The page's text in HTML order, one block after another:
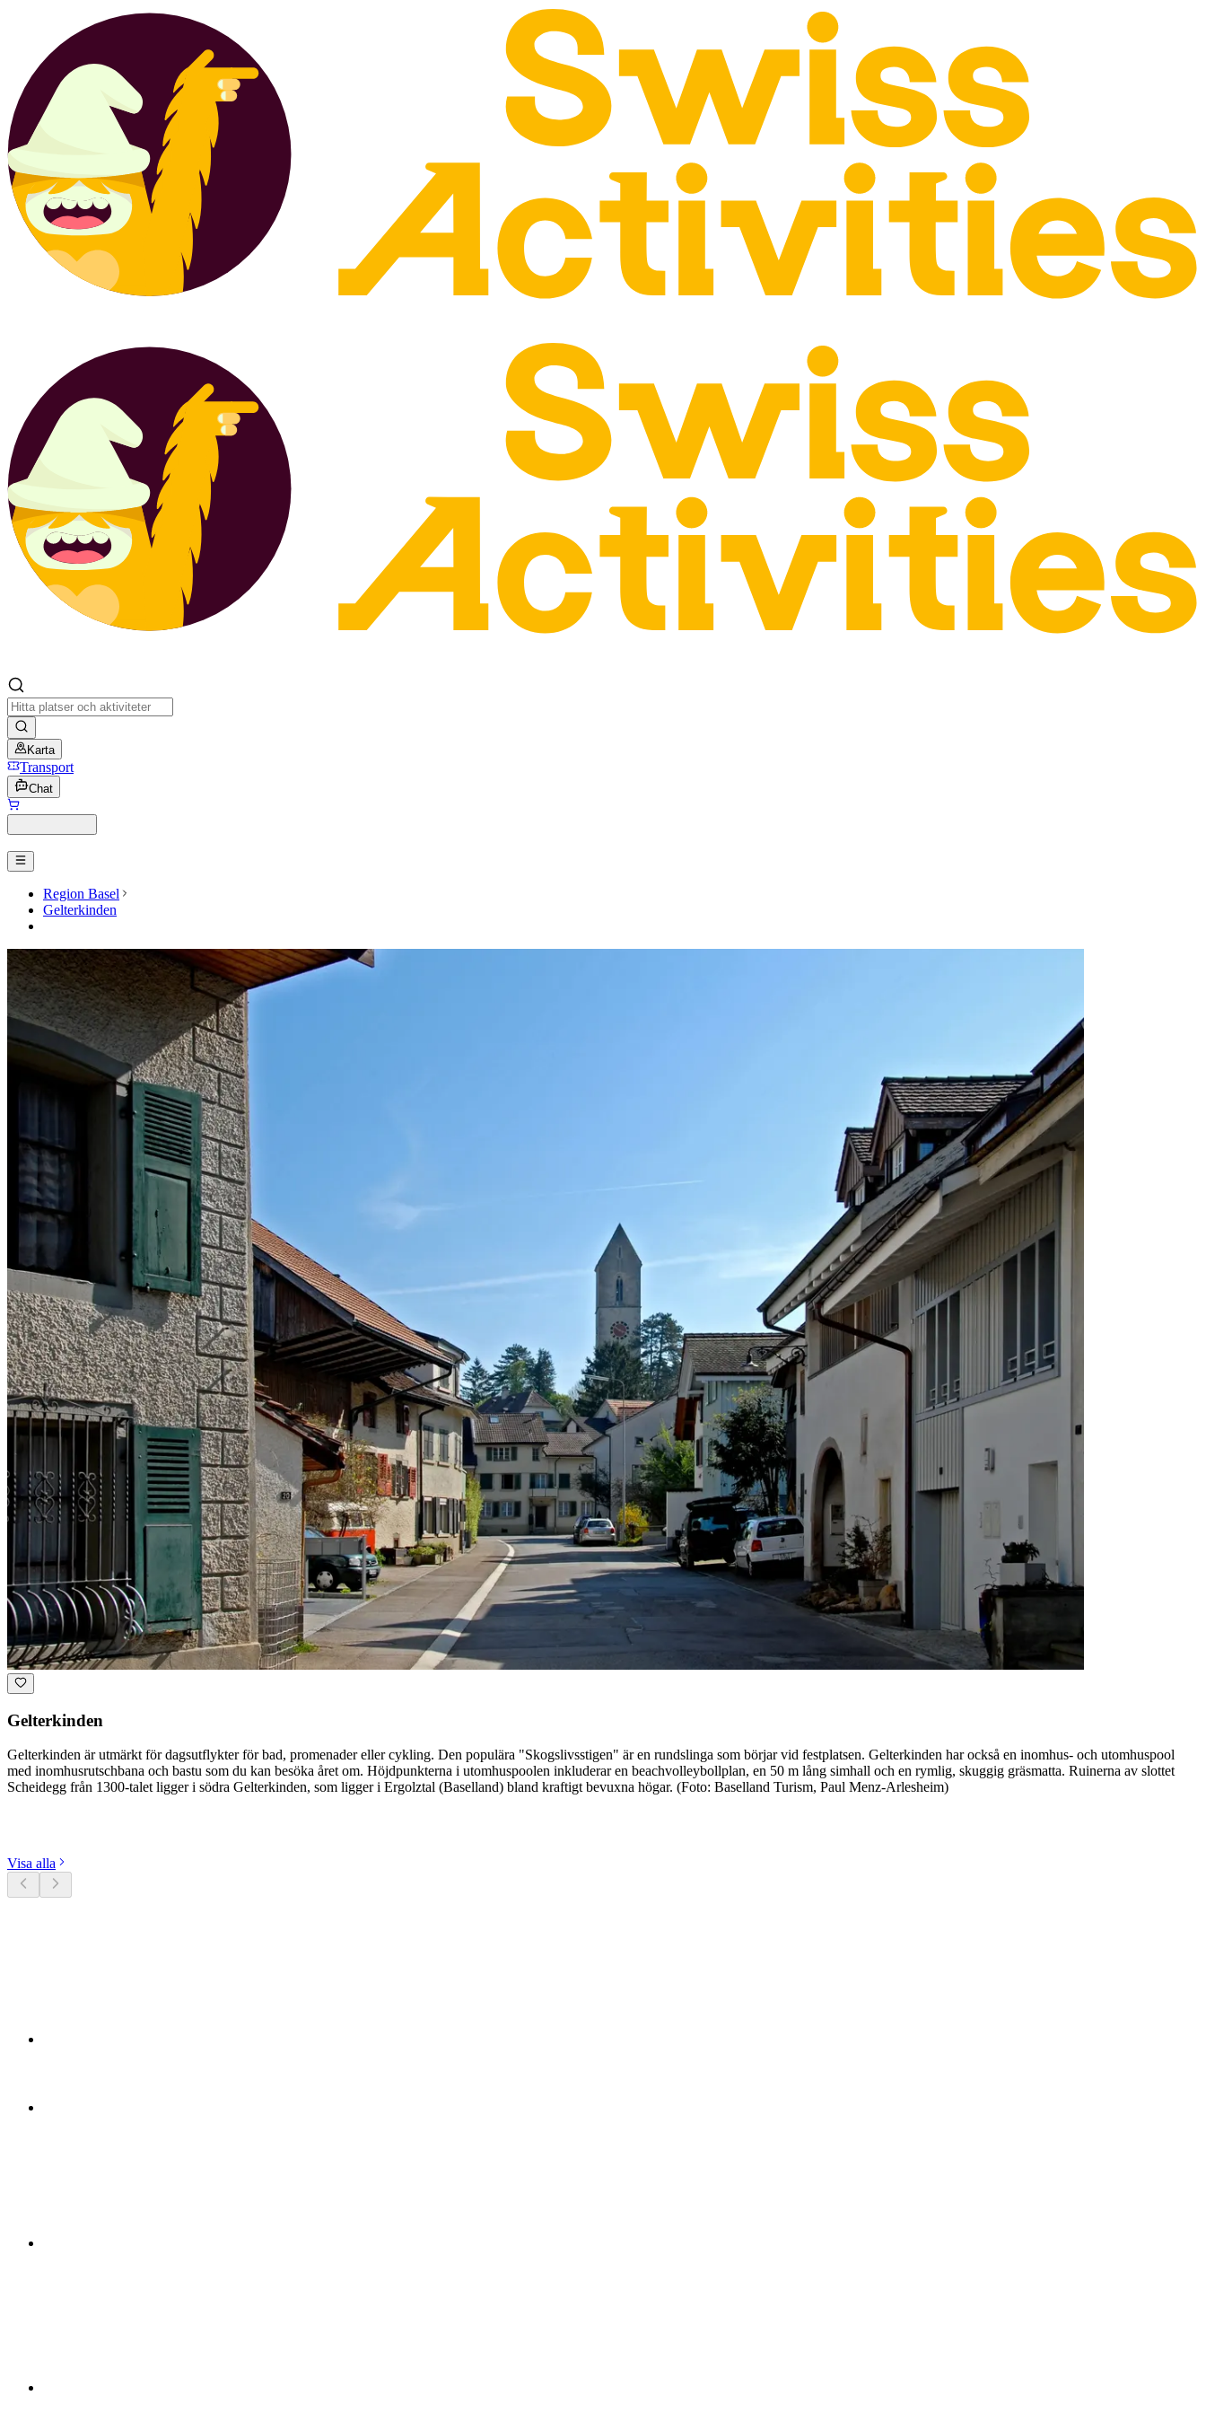
Karta
Transport
Chat
Region Basel
Gelterkinden
Gelterkinden
Gelterkinden är utmärkt för dagsutflykter för bad, promenader eller cykling. Den populära "Skogslivsstigen" är en rundslinga som börjar vid festplatsen. Gelterkinden har också en inomhus- och utomhuspool
med inomhusrutschbana och bastu som du kan besöka året om. Höjdpunkterna i utomhuspoolen inkluderar en beachvolleybollplan, en 50 m lång simhall och en rymlig, skuggig gräsmatta. Ruinerna av slottet
Scheidegg från 1300-talet ligger i södra Gelterkinden, som ligger i Ergolztal (Baselland) bland kraftigt bevuxna högar. (Foto: Baselland Turism, Paul Menz-Arlesheim)
Visa alla